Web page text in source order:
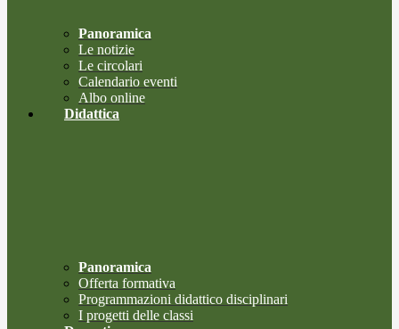
Panoramica
Le notizie
Le circolari
Calendario eventi
Albo online
Didattica
Panoramica
Offerta formativa
Programmazioni didattico disciplinari
I progetti delle classi